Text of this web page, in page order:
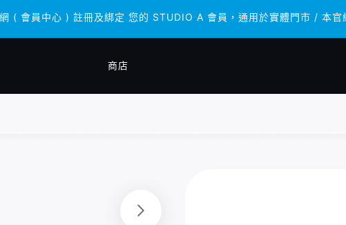
( 會員中心 ) 註冊及綁定 您的 STUDIO A 會員，通用於實體門市 / 本官
( 會員中心 ) 註冊及綁定 您的 STUDIO A 會員，通用於實體門市 / 本官
商店